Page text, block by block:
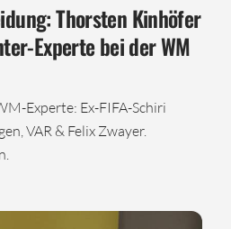
Thorsten Kinhöfer
Experte bei der WM
Experte: Ex-FIFA-Schiri
VAR & Felix Zwayer.